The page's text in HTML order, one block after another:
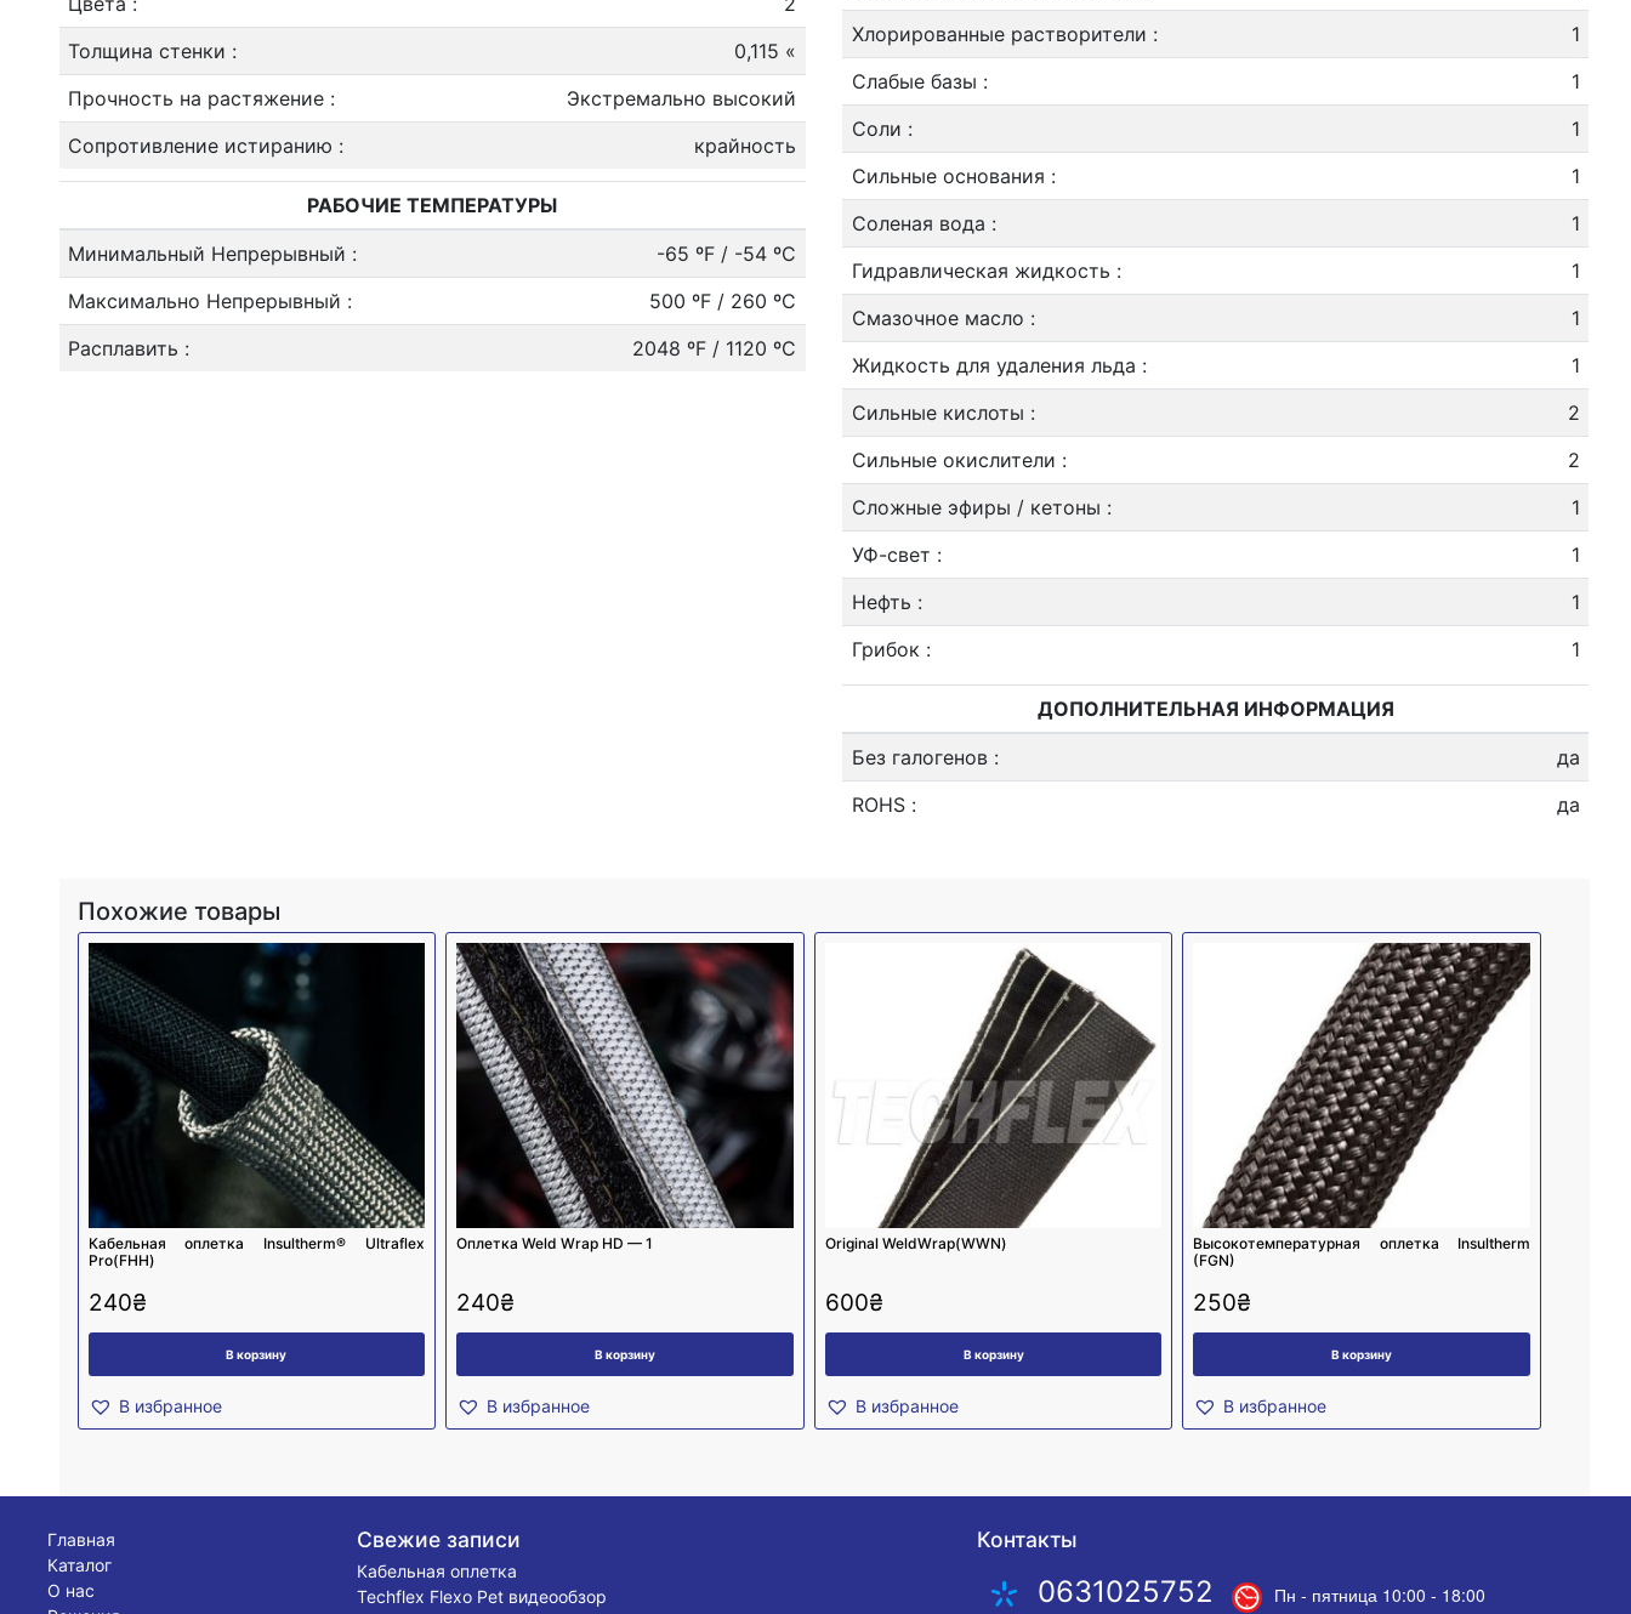
Толщина стенки :
0,115 «
Прочность на растяжение :
Экстремально высокий
Сопротивление истиранию : крайность
РАБОЧИЕ ТЕМПЕРАТУРЫ
Минимальный Непрерывный :
-65 ºF / -54 ºC
Максимально Непрерывный :
500 ºF / 260 ºC
Расплавить : 2048 ºF / 1120 ºC
Хлорированные растворители :
1
Слабые базы :
1
Соли :
1
Сильные основания :
1
Соленая вода :
1
Гидравлическая жидкость :
1
Смазочное масло :
1
Жидкость для удаления льда :
1
Сильные кислоты :
2
Сильные окислители :
2
Сложные эфиры / кетоны :
1
УФ-свет :
1
Нефть :
1
Грибок : 1
ДОПОЛНИТЕЛЬНАЯ ИНФОРМАЦИЯ
Без галогенов:
да
ROHS: да
Похожие товары
Кабельная оплетка Insultherm® Ultraflex
Pro(FHH)
240₴
В корзину
В избранное
Оплетка Weld Wrap HD — 1
240₴
В корзину
В избранное
Original WeldWrap(WWN)
600₴
В корзину
В избранное
Высокотемпературная оплетка Insultherm
(FGN)
250₴
В корзину
В избранное
Главная
Каталог
О нас
Свежие записи
Кабельная оплетка
Techflex Flexo Pet видеообзор
Контакты
0631025752 Пн - пятница 10:00 - 18:00